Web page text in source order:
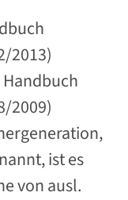
2013)
2009)
ist es
von ausl.